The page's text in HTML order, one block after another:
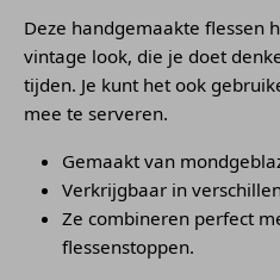
Deze handgemaakte flessen
vintage look, die je doet
tijden. Je kunt het ook
mee te serveren.
Gemaakt van
Verkrijgbaar in
Ze combineren perfect
flessenstoppen.